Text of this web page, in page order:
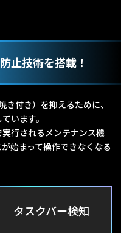
止技術を搭載！
き付き）を抑えるために、
います。
行されるメンテナンス機
始まって操作できなくなる
タスクバー検知